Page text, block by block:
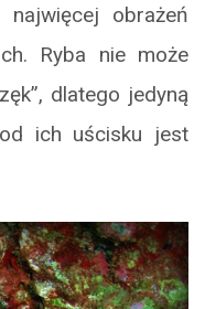
najwięcej obrażeń
Ryba nie może
dlatego jedyną
ich uścisku jest